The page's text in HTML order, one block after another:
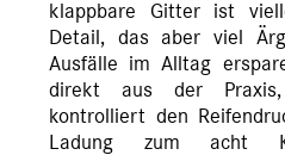
klappbare Gitter ist
Detail, das aber viel
Ausfälle im Alltag
direkt aus der
kontrolliert den
Ladung zum acht